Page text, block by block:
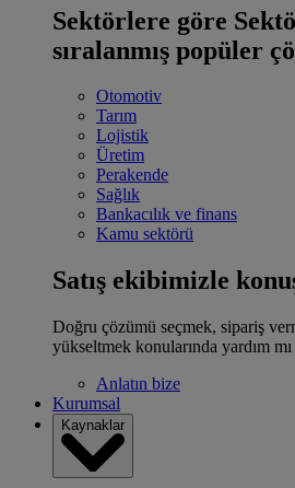
Sektörlere göre
sıralanmış popüler
Otomotiv
Tarım
Lojistik
Üretim
Perakende
Sağlık
Bankacılık ve finans
Kamu sektörü
Satış ekibimizle
Doğru çözümü seçmek, sipariş
yükseltmek konularında yardım
Anlatın bize
Kurumsal
Kaynaklar